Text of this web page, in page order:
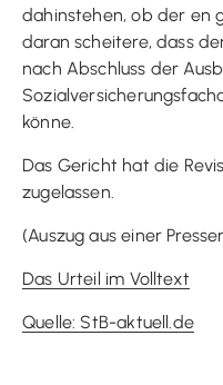
dahinstehen, ob der en
daran scheitere, dass
nach Abschluss der
könne.
Das Gericht hat die
zugelassen.
(Auszug aus einer
Das Urteil im Volltext
Quelle: StB-aktuell.de